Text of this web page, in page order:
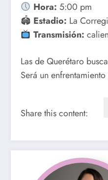
Hora: 5:00 pm
🏟 Estadio: La
Transmisión:
Las de Querétaro
Será un
Share this content: